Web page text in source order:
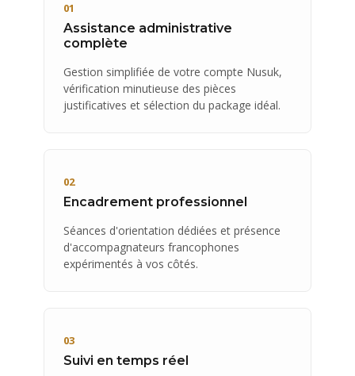
01
Assistance administrative
complète
Gestion simplifiée de votre compte Nusuk,
vérification minutieuse des pièces
justificatives et sélection du package idéal.
02
Encadrement professionnel
Séances d'orientation dédiées et présence
d'accompagnateurs francophones
expérimentés à vos côtés.
03
Suivi en temps réel